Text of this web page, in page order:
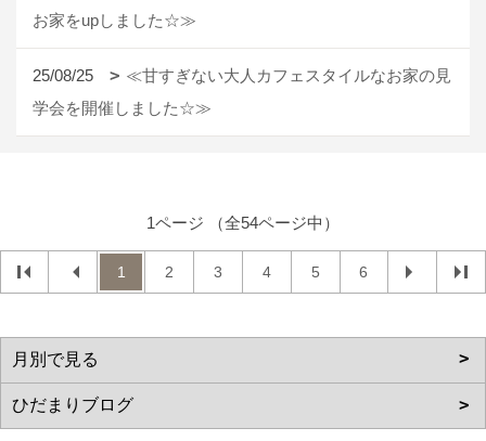
お家をupしました☆≫
25/08/25
≪甘すぎない大人カフェスタイルなお家の見
学会を開催しました☆≫
1ページ （全54ページ中）
1 2 3 4 5 6